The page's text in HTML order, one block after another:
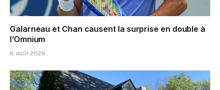
Galarneau et Chan causent la surprise en double à
l’Omnium
6 août 2026